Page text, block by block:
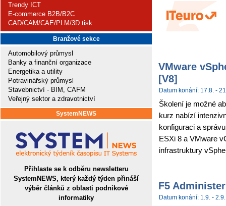
Trendy ICT
E-commerce B2B/B2C
CAD/CAM/CAE/PLM/3D tisk
Branžové sekce
Automobilový průmysl
Banky a finanční organizace
Energetika a utility
Potravinářský průmysl
Stavebnictví - BIM, CAFM
Veřejný sektor a zdravotnictví
SystemNEWS
Přihlaste se k odběru newsletteru
SystemNEWS, který každý týden přináší
výběr článků z oblasti podnikové
informatiky
VMware
[V8]
Datum konání: 17.8. -
Školení je možné
kurz nabízí
konfiguraci a
ESXi 8 a VMware
infrastruktury
F5
Datum konání: 1.9. - 2.9.